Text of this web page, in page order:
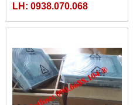
LH: 0938.070.068